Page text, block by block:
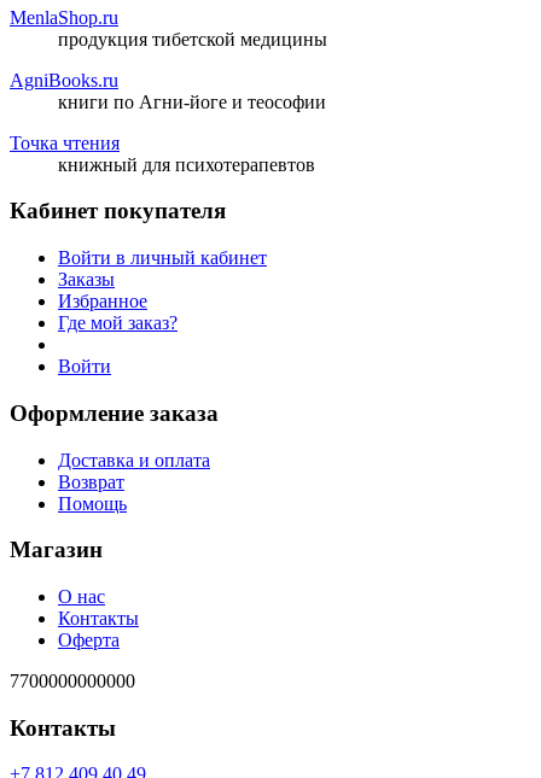
MenlaShop.ru
продукция тибетской медицины
AgniBooks.ru
книги по Агни-йоге и теософии
Точка чтения
книжный для психотерапевтов
Кабинет покупателя
Войти в личный кабинет
Заказы
Избранное
Где мой заказ?
Войти
Оформление заказа
Доставка и оплата
Возврат
Помощь
Магазин
О нас
Контакты
Оферта
7700000000000
Контакты